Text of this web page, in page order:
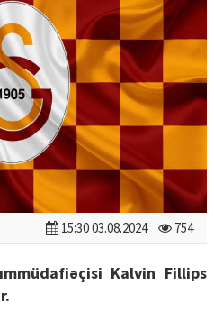
15:30 03.08.2024 754
Kalvin Fillips